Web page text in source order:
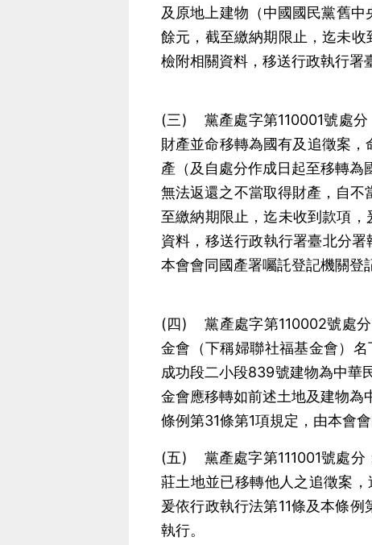
及原地上建物（中國國民黨舊
餘元，截至繳納期限止，迄未
檢附相關資料，移送行政執行署
(三) 黨產處字第110001號處分
財產並命移轉為國有及追徵案
產（及自處分作成日起至移轉為
無法返還之不當取得財產，自
至繳納期限止，迄未收到款項
資料，移送行政執行署臺北分
本會會同國產署囑託登記機關登
(四) 黨產處字第110002號處分
金會（下稱婦聯社福基金會）
成功段二小段839號建物為中華
金會應移轉如前述土地及建物為
條例第31條第1項規定，由本會
(五) 黨產處字第111001號處分
莊土地並已移轉他人之追徵案
爰依行政執行法第11條及本條
執行。